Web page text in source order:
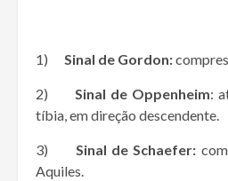
1) Sinal de Gordon:
2) Sinal de Oppenheim:
tíbia, em direção descendente.
3) Sinal de Schaefer:
Aquiles.